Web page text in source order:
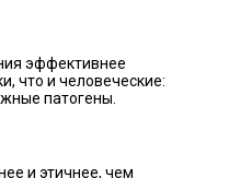
эффективнее
что и человеческие:
патогены.
и этичнее, чем